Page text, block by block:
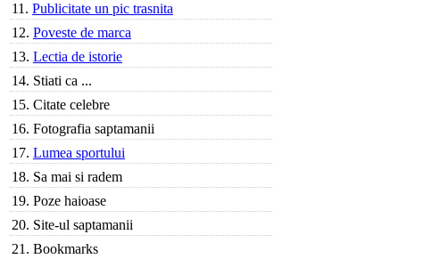
11. Publicitate un pic trasnita
12. Poveste de marca
13. Lectia de istorie
14. Stiati ca ...
15. Citate celebre
16. Fotografia saptamanii
17. Lumea sportului
18. Sa mai si radem
19. Poze haioase
20. Site-ul saptamanii
21. Bookmarks